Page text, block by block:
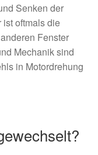
Senken der
ist oftmals die
Fenster
Mechanik sind
in Motordrehung